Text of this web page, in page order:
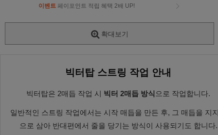
이벤트 페이포인트 적립 혜택 2배 UP!
확대보기
빅터탑 스트링 작업 안내
빅터탑은 2매듭 작업 시 빅터 2매듭 방식 으로 작업합니다.
일반적인 스트링 작업에서는 시작 매듭을 만든 후, 그 매듭을 지
으로 삼아 반대편에서 줄을 당기는 방식이 사용되기도 합니다.